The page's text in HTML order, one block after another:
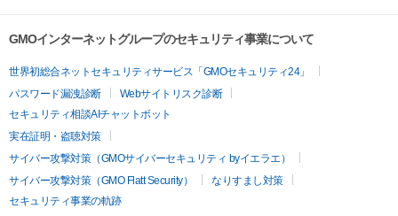
GMOインターネットグループのセキュリティ事業について
世界初総合ネットセキュリティサービス「GMOセキュリティ24」
パスワード漏洩診断
Webサイトリスク診断
セキュリティ相談AIチャットボット
実在証明・盗聴対策
サイバー攻撃対策（GMOサイバーセキュリティ byイエラエ）
サイバー攻撃対策（GMO Flatt Security）
なりすまし対策
セキュリティ事業の軌跡